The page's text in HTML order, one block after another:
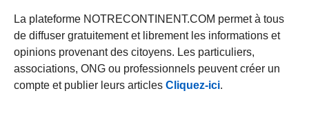
La plateforme NOTRECONTINENT.COM permet à tous
de diffuser gratuitement et librement les informations et
opinions provenant des citoyens. Les particuliers,
associations, ONG ou professionnels peuvent créer un
compte et publier leurs articles Cliquez-ici.